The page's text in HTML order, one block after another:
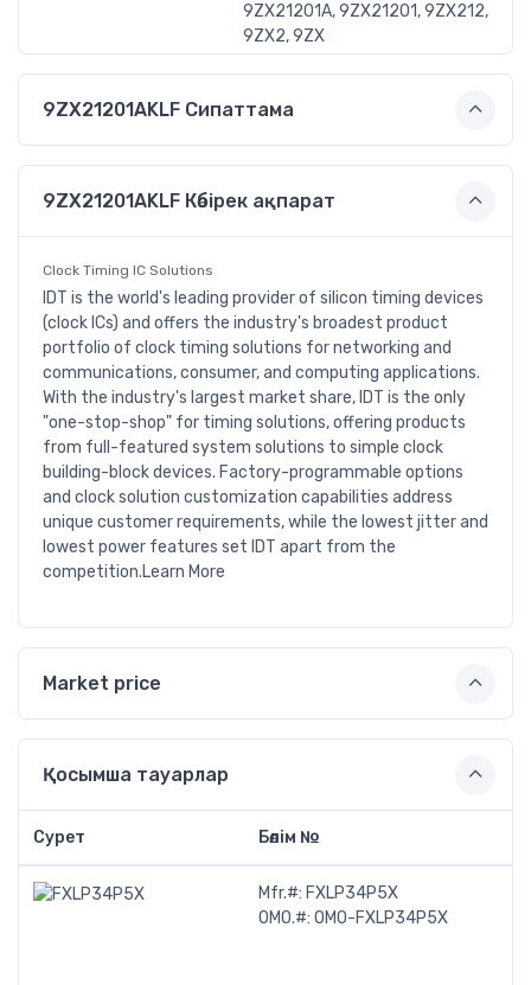
9ZX21201A, 9ZX21201, 9ZX212,
9ZX2, 9ZX
9ZX21201AKLF Сипаттама
9ZX21201AKLF Көбірек ақпарат
Clock Timing IC Solutions
IDT is the world's leading provider of silicon timing devices
(clock ICs) and offers the industry's broadest product
portfolio of clock timing solutions for networking and
communications, consumer, and computing applications.
With the industry's largest market share, IDT is the only
"one-stop-shop" for timing solutions, offering products
from full-featured system solutions to simple clock
building-block devices. Factory-programmable options
and clock solution customization capabilities address
unique customer requirements, while the lowest jitter and
lowest power features set IDT apart from the
competition.Learn More
Market price
Қосымша тауарлар
Сурет Бөлім №
Mfr.#: FXLP34P5X
OMO.#: OMO-FXLP34P5X